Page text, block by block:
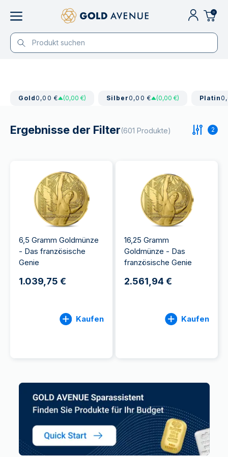
0
Gold0,00 € (0,00 €) Silber0,00 € (0,00 €) Platin
Ergebnisse der Filter(601 Produkte) 2
6,5 Gramm Goldmünze
- Das französische
Genie
1.039,75 €
Kaufen
16,25 Gramm
Goldmünze - Das
französische Genie
2.561,94 €
Kaufen